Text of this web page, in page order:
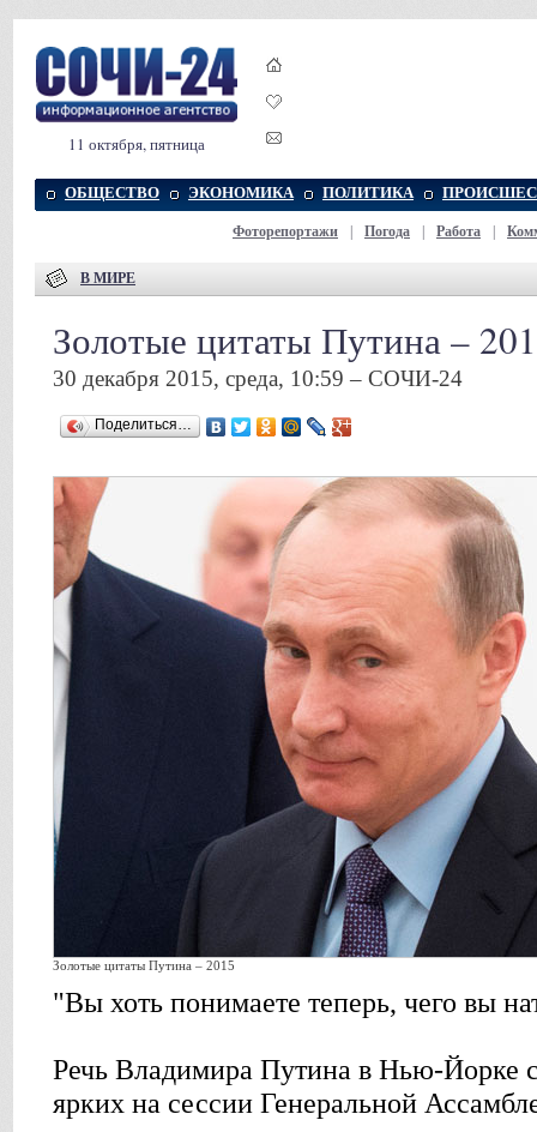
11 октября, пятница
ОБЩЕСТВО ЭКОНОМИКА ПОЛИТИКА
Фоторепортажи Погода Работа
В МИРЕ
Золотые цитаты Путина –
30 декабря 2015, среда, 10:59 – СОЧИ-24
Поделиться…
Золотые цитаты Путина – 2015
"Вы хоть понимаете теперь, чего вы
Речь Владимира Путина в Нью-Йорке
ярких на сессии Генеральной